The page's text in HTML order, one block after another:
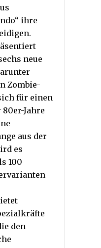
ihre
neue
Zombie-
für einen
Jahre
aus der
es
100
den